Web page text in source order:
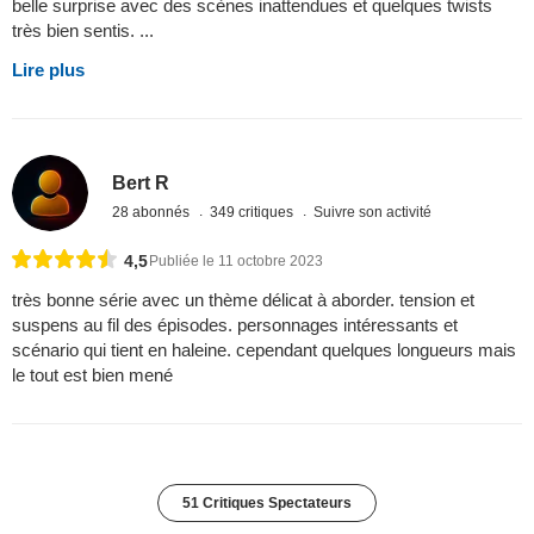
belle surprise avec des scènes inattendues et quelques twists
très bien sentis. ...
Lire plus
Bert R
28 abonnés 349 critiques Suivre son activité
4,5 Publiée le 11 octobre 2023
très bonne série avec un thème délicat à aborder. tension et
suspens au fil des épisodes. personnages intéressants et
scénario qui tient en haleine. cependant quelques longueurs mais
le tout est bien mené
51 Critiques Spectateurs